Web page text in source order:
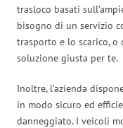
trasloco basati
bisogno di un servizio
trasporto e lo scarico, o
soluzione giusta per te.
Inoltre, l’azienda
in modo sicuro ed
danneggiato. I veicoli